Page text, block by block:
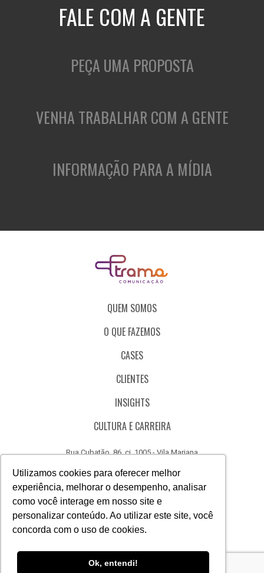
Utilizamos cookies para oferecer melhor
experiência, melhorar o desempenho, analisar
como você interage em nosso site e
personalizar conteúdo. Ao utilizar este site, você
concorda com o uso de cookies.
Ok, entendi!
FALE COM A GENTE
PEÇA UMA PROPOSTA
VENHA TRABALHAR COM A GENTE
INFORMAÇÃO PARA A MÍDIA
QUEM SOMOS
O QUE FAZEMOS
CASES
CLIENTES
INSIGHTS
CULTURA E CARREIRA
Rua Cubatão, 86, cj. 1005 - Vila Mariana
CÓDIGO DE ÉTICA
CANAL DE DENÚNCIAS
AcesseAcesseAcesse